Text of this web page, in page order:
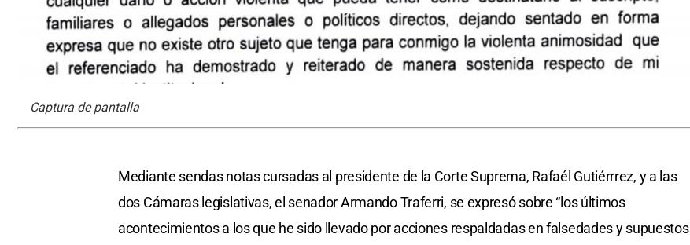
Captura de pantalla
Mediante sendas notas cursadas al presidente de la Corte Suprema, Rafaél Gutiérrrez, y a las
dos Cámaras legislativas, el senador Armando Traferri, se expresó sobre “los últimos
acontecimientos a los que he sido llevado por acciones respaldadas en falsedades y supuestos